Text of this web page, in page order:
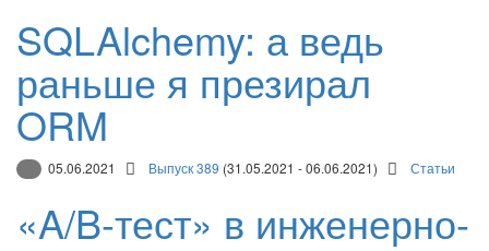
SQLAlchemy: а ведь
раньше я презирал
ORM
05.06.2021 Выпуск 389 (31.05.2021 - 06.06.2021) Статьи
«A/B-тест» в инженерно-